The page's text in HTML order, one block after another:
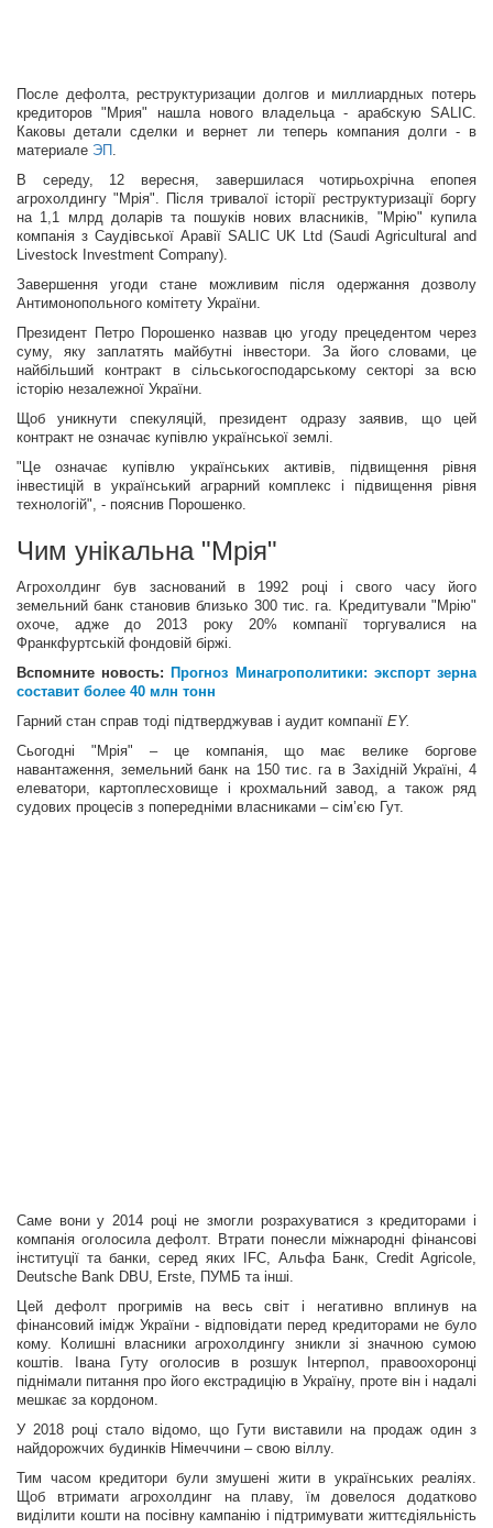
После дефолта, реструктуризации долгов и миллиардных потерь
кредиторов "Мрия" нашла нового владельца - арабскую SALIC.
Каковы детали сделки и вернет ли теперь компания долги - в
материале ЭП
В середу, 12 вересня, завершилася чотирьохрічна епопея
агрохолдингу "Мрія". Після тривалої історії реструктуризації боргу
на 1,1 млрд доларів та пошуків нових власників, "Мрію" купила
компанія з Саудівської Аравії SALIC UK Ltd (Saudi Agricultural and
Livestock Investment Company).
Завершення угоди стане можливим після одержання дозволу
Антимонопольного комітету України.
Президент Петро Порошенко назвав цю угоду прецедентом через
суму, яку заплатять майбутні інвестори. За його словами, це
найбільший контракт в сільськогосподарському секторі за всю
історію незалежної України.
Щоб уникнути спекуляцій, президент одразу заявив, що цей
контракт не означає купівлю української землі.
"Це означає купівлю українських активів, підвищення рівня
інвестицій в український аграрний комплекс і підвищення рівня
технологій", - пояснив Порошенко.
Чим унікальна "Мрія"
Агрохолдинг був заснований в 1992 році і свого часу його
земельний банк становив близько 300 тис. га. Кредитували "Мрію"
охоче, адже до 2013 року 20% компанії торгувалися на
Франкфуртській фондовій біржі.
Вспомните новость: Прогноз Минагрополитики: экспорт зерна
составит более 40 млн тонн
Гарний стан справ тоді підтверджував і аудит компанії EY.
Сьогодні "Мрія" – це компанія, що має велике боргове
навантаження, земельний банк на 150 тис. га в Західній Україні, 4
елеватори, картоплесховище і крохмальний завод, а також ряд
судових процесів з попередніми власниками – сім’єю Гут.
Саме вони у 2014 році не змогли розрахуватися з кредиторами і
компанія оголосила дефолт. Втрати понесли міжнародні фінансові
інституції та банки, серед яких IFC, Альфа Банк, Credit Agricole,
Deutsche Bank DBU, Erste, ПУМБ та інші.
Цей дефолт прогримів на весь світ і негативно вплинув на
фінансовий імідж України - відповідати перед кредиторами не було
кому. Колишні власники агрохолдингу зникли зі значною сумою
коштів. Івана Гуту оголосив в розшук Інтерпол, правоохоронці
піднімали питання про його екстрадицію в Україну, проте він і надалі
мешкає за кордоном.
У 2018 році стало відомо, що Гути виставили на продаж один з
найдорожчих будинків Німеччини – свою віллу.
Тим часом кредитори були змушені жити в українських реаліях.
Щоб втримати агрохолдинг на плаву, їм довелося додатково
виділити кошти на посівну кампанію і підтримувати життєдіяльність